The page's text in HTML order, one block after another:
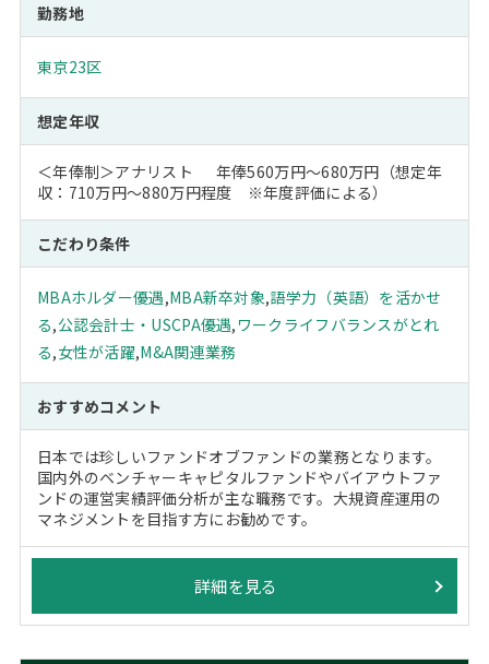
勤務地
東京23区
想定年収
＜年俸制＞アナリスト 年俸560万円～680万円（想定年
収：710万円～880万円程度 ※年度評価による）
こだわり条件
MBAホルダー優遇,MBA新卒対象,語学力（英語）を活かせ
る,公認会計士・USCPA優遇, ワークライフバランスがとれ
る,女性が活躍,M&A関連業務
おすすめコメント
日本では珍しいファンドオブファンドの業務となります。
国内外のベンチャーキャピタルファンドやバイアウトファ
ンドの運営実績評価分析が主な職務です。大規資産運用の
マネジメントを目指す方にお勧めです。
詳細を見る